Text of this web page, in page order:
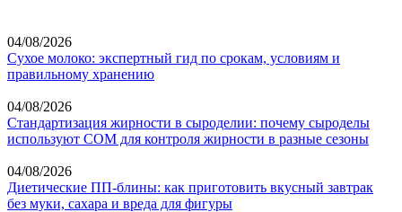
04/08/2026
Сухое молоко: экспертный гид по срокам, условиям и
правильному хранению
04/08/2026
Стандартизация жирности в сыроделии: почему сыроделы
используют СОМ для контроля жирности в разные сезоны
04/08/2026
Диетические ПП-блины: как приготовить вкусный завтрак
без муки, сахара и вреда для фигуры